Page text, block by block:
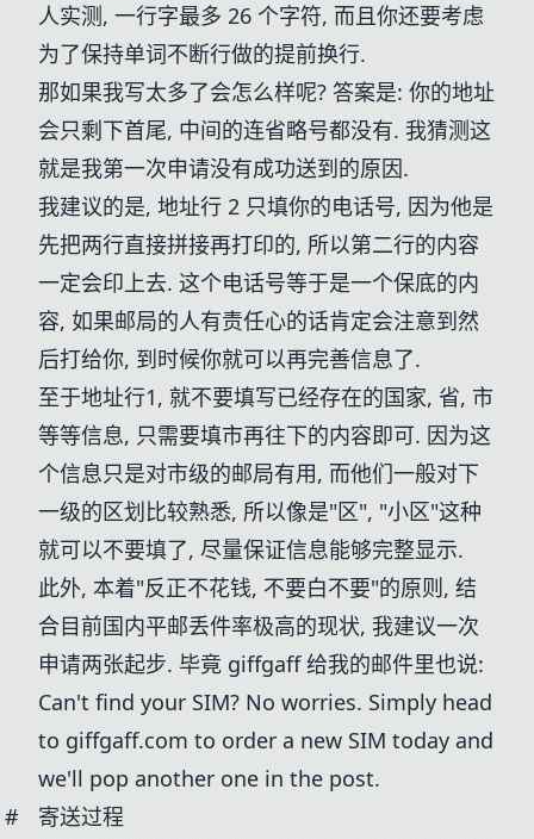
人实测, 一行字最多 26 个字符, 而且你还要考虑
为了保持单词不断行做的提前换行.
那如果我写太多了会怎么样呢? 答案是: 你的地址
会只剩下首尾, 中间的连省略号都没有. 我猜测这
就是我第一次申请没有成功送到的原因.
我建议的是, 地址行 2 只填你的电话号, 因为他是
先把两行直接拼接再打印的, 所以第二行的内容
一定会印上去. 这个电话号等于是一个保底的内
容, 如果邮局的人有责任心的话肯定会注意到然
后打给你, 到时候你就可以再完善信息了.
至于地址行1, 就不要填写已经存在的国家, 省, 市
等等信息, 只需要填市再往下的内容即可. 因为这
个信息只是对市级的邮局有用, 而他们一般对下
一级的区划比较熟悉, 所以像是"区", "小区"这种
就可以不要填了, 尽量保证信息能够完整显示.
此外, 本着"反正不花钱, 不要白不要"的原则, 结
合目前国内平邮丢件率极高的现状, 我建议一次
申请两张起步. 毕竟 giffgaff 给我的邮件里也说:
Can't find your SIM? No worries. Simply head
to giffgaff.com to order a new SIM today and
we'll pop another one in the post.
#
寄送过程